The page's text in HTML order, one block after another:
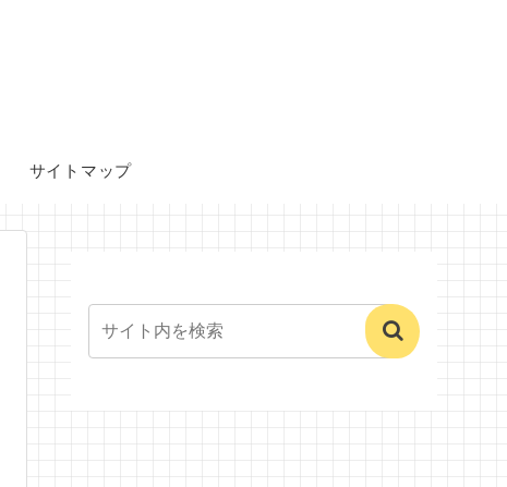
サイトマップ